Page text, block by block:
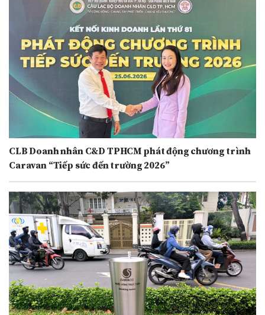
CLB Doanh nhân C&D TPHCM phát động chương trình
Caravan “Tiếp sức đến trường 2026”